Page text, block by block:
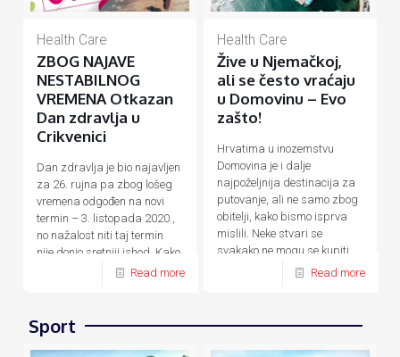
Health Care
ZBOG NAJAVE
NESTABILNOG
VREMENA Otkazan
Dan zdravlja u
Crikvenici
Dan zdravlja je bio najavljen
za 26. rujna pa zbog lošeg
vremena odgođen na novi
termin – 3. listopada 2020.,
no nažalost niti taj termin
nije donio sretniji ishod. Kako
Read more
Health Care
Žive u Njemačkoj,
ali se često vraćaju
u Domovinu – Evo
zašto!
Hrvatima u inozemstvu
Domovina je i dalje
najpoželjnija destinacija za
putovanje, ali ne samo zbog
obitelji, kako bismo isprva
mislili. Neke stvari se
svakako ne mogu se kupiti
Read more
Sport